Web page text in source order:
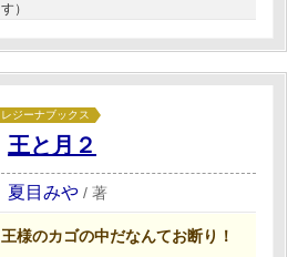
す）
レジーナブックス
王と月２
夏目みや / 著
王様のカゴの中だなんてお断り！